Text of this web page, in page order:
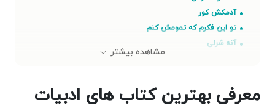
آدمکش کور
تو این فکرم که تمومش کنم
آنه شرلی
پانزده سگ
تا ابد دوستت دارم
مشاهده بیشتر
‌معرفی بهترین کتاب های ادبیات